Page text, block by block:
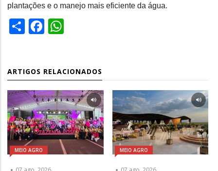
plantações e o manejo mais eficiente da água.
ShareFacebook
ARTIGOS RELACIONADOS
MEIO AGRO MEIO AGRO